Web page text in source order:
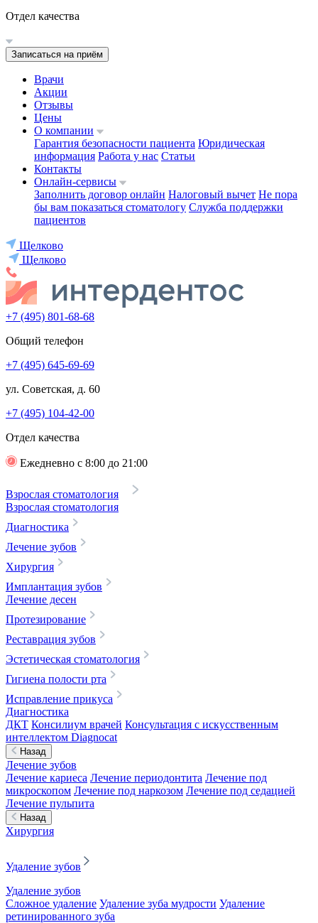
Отдел качества
Записаться на приём
Врачи
Акции
Отзывы
Цены
О компании
Гарантия безопасности пациента Юридическая
информация Работа у нас Статьи
Контакты
Онлайн-сервисы
Заполнить договор онлайн Налоговый вычет Не пора
бы вам показаться стоматологу Служба поддержки
пациентов
Щелково
Щелково
+7 (495) 801-68-68
Общий телефон
+7 (495) 645-69-69
ул. Советская, д. 60
+7 (495) 104-42-00
Отдел качества
Ежедневно с 8:00 до 21:00
Взрослая стоматология
Взрослая стоматология
Диагностика
Лечение зубов
Хирургия
Имплантация зубов
Лечение десен
Протезирование
Реставрация зубов
Эстетическая стоматология
Гигиена полости рта
Исправление прикуса
Диагностика
ДКТ Консилиум врачей Консультация с искусственным
интеллектом Diagnocat
Назад
Лечение зубов
Лечение кариеса Лечение периодонтита Лечение под
микроскопом Лечение под наркозом Лечение под седацией
Лечение пульпита
Назад
Хирургия
Удаление зубов
Удаление зубов
Сложное удаление Удаление зуба мудрости Удаление
ретинированного зуба